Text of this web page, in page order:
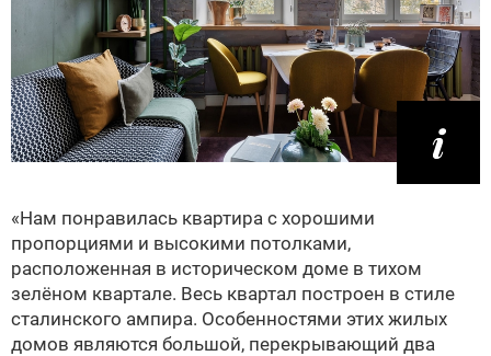
«Нам понравилась квартира с хорошими
пропорциями и высокими потолками,
расположенная в историческом доме в тихом
зелёном квартале. Весь квартал построен в стиле
сталинского ампира. Особенностями этих жилых
домов являются большой, перекрывающий два